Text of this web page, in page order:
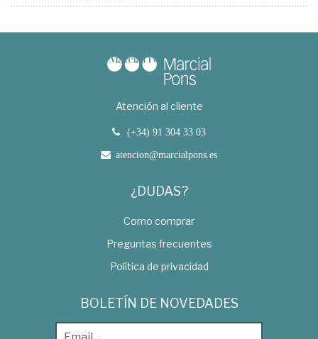
Atención al cliente
(+34) 91 304 33 03
atencion@marcialpons.es
¿DUDAS?
Como comprar
Preguntas frecuentes
Política de privacidad
BOLETÍN DE NOVEDADES